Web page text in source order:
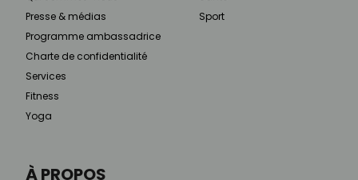
À PROPOS
Presse & médias
Programme ambassadrice
Charte de confidentialité
Services
Fitness
Yoga
Sport